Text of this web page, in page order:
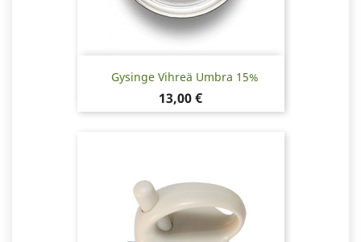
Gysinge Vihreä Umbra 15%
Hinta
13,00 €